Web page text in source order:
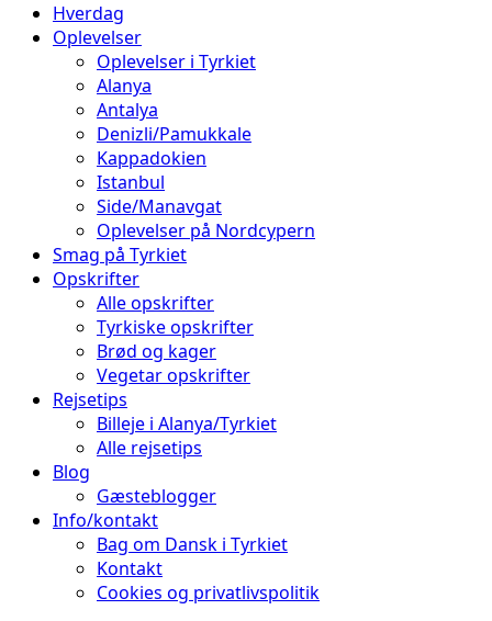
Hverdag
Oplevelser
Oplevelser i Tyrkiet
Alanya
Antalya
Denizli/Pamukkale
Kappadokien
Istanbul
Side/Manavgat
Oplevelser på Nordcypern
Smag på Tyrkiet
Opskrifter
Alle opskrifter
Tyrkiske opskrifter
Brød og kager
Vegetar opskrifter
Rejsetips
Billeje i Alanya/Tyrkiet
Alle rejsetips
Blog
Gæsteblogger
Info/kontakt
Bag om Dansk i Tyrkiet
Kontakt
Cookies og privatlivspolitik